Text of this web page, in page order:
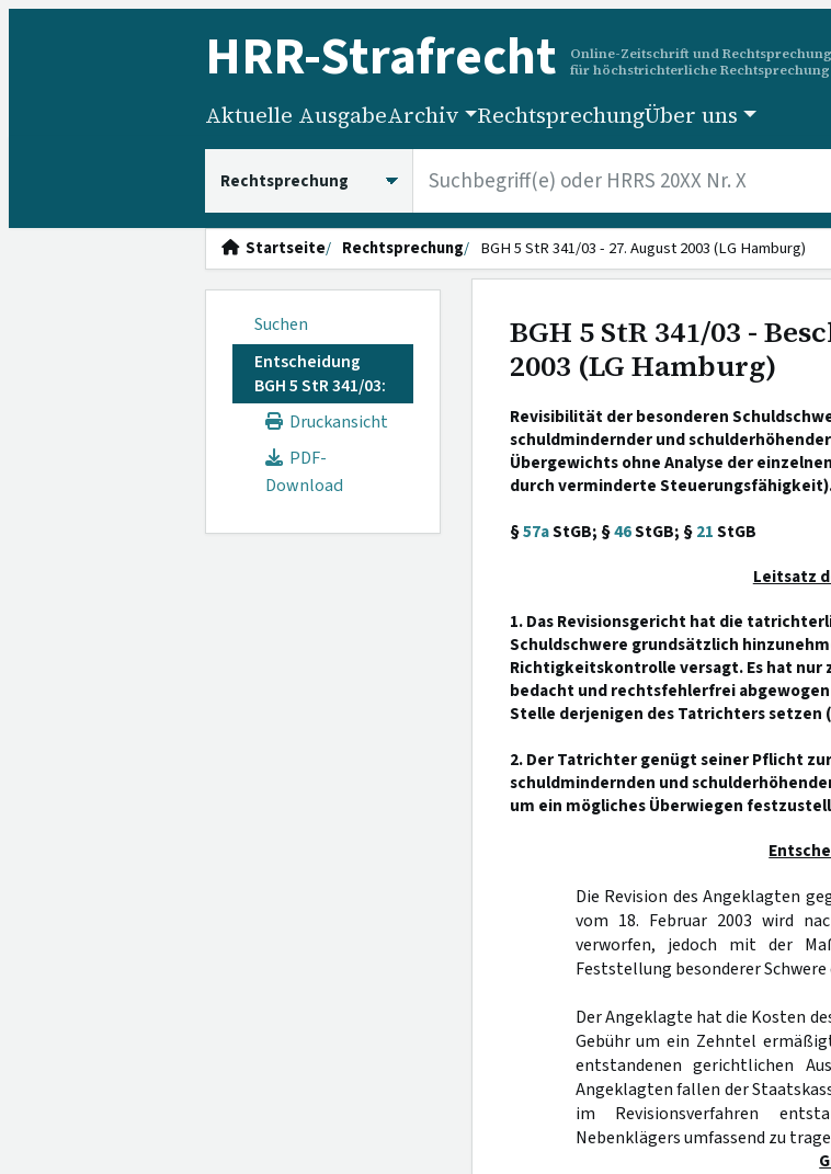
HRR-Strafrecht
Online-Zeitschrift und
für höchstrichterliche
Aktuelle AusgabeArchiv RechtsprechungÜber uns
Startseite Rechtsprechung BGH 5 StR 341/03 - 27. August 2003 (LG Hamburg)
Suchen
Entscheidung
BGH 5 StR 341/03:
Druckansicht
PDF-
Download
BGH 5 StR 341/03 -
2003 (LG Hamburg)
Revisibilität der besonderen
schuldmindernder und
Übergewichts ohne Analyse der
durch verminderte
§57aStGB; §46StGB; §21StGB
Leitsatz
1. Das Revisionsgericht hat die
Schuldschwere grundsätzlich
Richtigkeitskontrolle versagt. Es hat
bedacht und rechtsfehlerfrei
Stelle derjenigen des Tatrichters setzen (
2. Der Tatrichter genügt seiner Pflicht
schuldmindernden und
um ein mögliches Überwiegen
Die Revision des Angeklagten
vom 18. Februar 2003 wird
verworfen, jedoch mit der
Feststellung besonderer
Der Angeklagte hat die Kosten
Gebühr um ein Zehntel
entstandenen gerichtlichen
Angeklagten fallen der
im Revisionsverfahren
Nebenklägers umfassend zu